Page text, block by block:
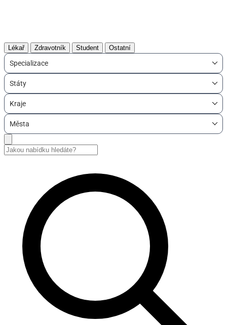
Lékař Zdravotník Student Ostatní
Specializace
Státy
Kraje
Města